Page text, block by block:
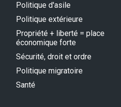
Politique d'asile
Politique extérieure
Propriété + liberté = place
économique forte
Sécurité, droit et ordre
Politique migratoire
Santé